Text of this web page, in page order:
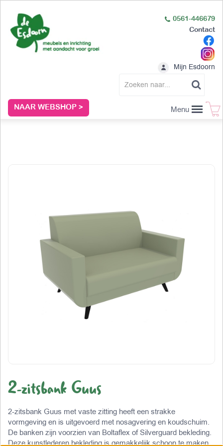
NAAR WEBSHOP >
0561-446679
Contact
Mijn Esdoorn
Menu
2-zitsbank Guus
2-zitsbank Guus met vaste zitting heeft een strakke
vormgeving en is uitgevoerd met nosagvering en koudschuim.
De banken zijn voorzien van Boltaflex of Silverguard bekleding.
Deze kunstlederen bekleding is gemakkelijk schoon te maken,